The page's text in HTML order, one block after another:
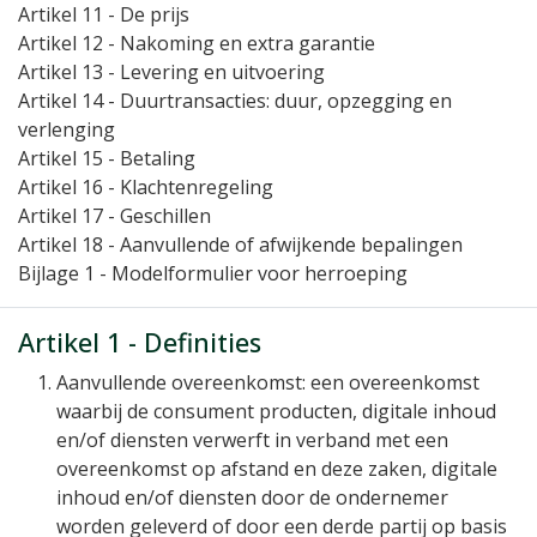
Artikel 11 - De prijs
Artikel 12 - Nakoming en extra garantie
Artikel 13 - Levering en uitvoering
Artikel 14- Duurtransacties: duur, opzegging en
verlenging
Artikel 15 - Betaling
Artikel 16 - Klachtenregeling
Artikel 17 - Geschillen
Artikel 18 - Aanvullende of afwijkende bepalingen
Bijlage 1 - Modelformulier voor herroeping
Artikel 1 - Definities
Aanvullende overeenkomst: een overeenkomst
waarbij de consument producten, digitale inhoud
en/of diensten verwerft in verband met een
overeenkomst op afstand en deze zaken, digitale
inhoud en/of diensten door de ondernemer
worden geleverd of door een derde partij op basis